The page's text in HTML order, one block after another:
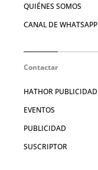
QUIÉNES SOMOS
CANAL DE WHATSAPP
Contactar
HATHOR PUBLICIDAD
EVENTOS
PUBLICIDAD
SUSCRIPTOR